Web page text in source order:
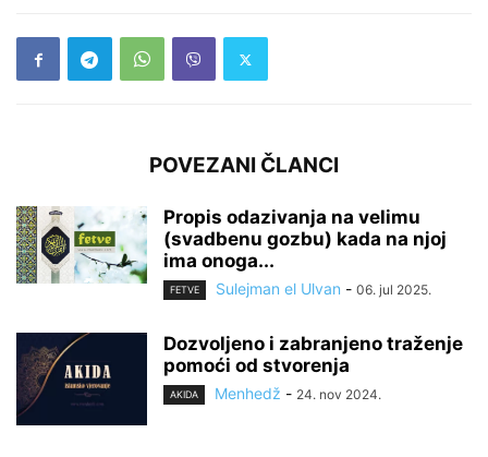
POVEZANI ČLANCI
Propis odazivanja na velimu
(svadbenu gozbu) kada na njoj
ima onoga...
FETVE Sulejman el Ulvan - 06. jul 2025.
Dozvoljeno i zabranjeno traženje
pomoći od stvorenja
AKIDA Menhedž - 24. nov 2024.